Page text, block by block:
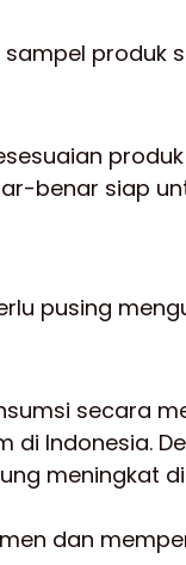
produk
benar siap
pusing
secara
Indonesia.
meningkat
dan